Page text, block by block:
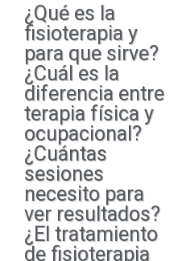
¿Qué es la
fisioterapia y
para que sirve?
¿Cuál es la
diferencia entre
terapia física y
ocupacional?
¿Cuántas
sesiones
necesito para
ver resultados?
¿El tratamiento
de fisioterapia